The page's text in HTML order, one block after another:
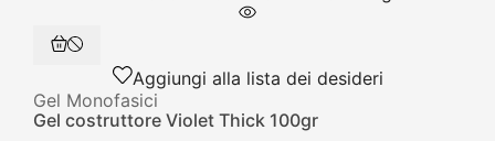
Aggiungi alla lista dei desideri
Gel Monofasici
Gel costruttore Violet Thick 100gr